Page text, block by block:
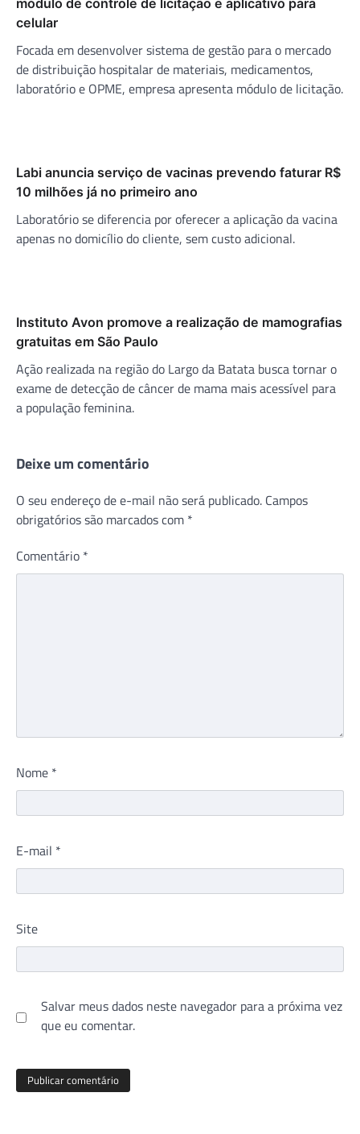
celular
Focada em desenvolver sistema de gestão para o mercado
de distribuição hospitalar de materiais, medicamentos,
laboratório e OPME, empresa apresenta módulo de licitação.
Labi anuncia serviço de vacinas prevendo faturar R$
10 milhões já no primeiro ano
Laboratório se diferencia por oferecer a aplicação da vacina
apenas no domicílio do cliente, sem custo adicional.
Instituto Avon promove a realização de mamografias
gratuitas em São Paulo
Ação realizada na região do Largo da Batata busca tornar o
exame de detecção de câncer de mama mais acessível para
a população feminina.
Deixe um comentário
O seu endereço de e-mail não será publicado. Campos
obrigatórios são marcados com *
Comentário *
Nome *
E-mail *
Site
Salvar meus dados neste navegador para a próxima vez
que eu comentar.